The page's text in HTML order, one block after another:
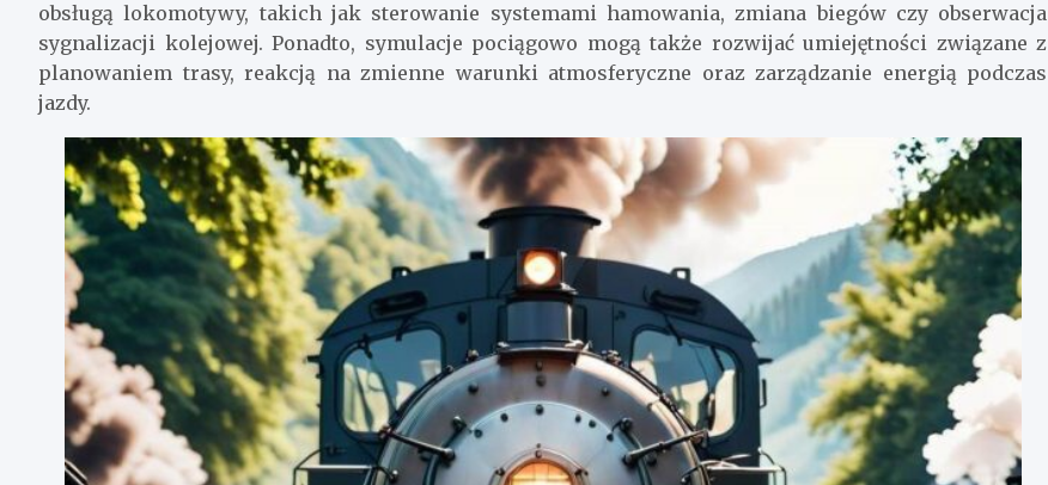
obsługą lokomotywy, takich jak sterowanie systemami hamowania, zmiana biegów czy obserwacja
sygnalizacji kolejowej. Ponadto, symulacje pociągowo mogą także rozwijać umiejętności związane z
planowaniem trasy, reakcją na zmienne warunki atmosferyczne oraz zarządzanie energią podczas
jazdy.